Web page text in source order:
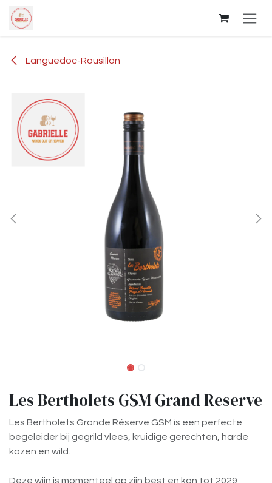
Overslaan naar inhoud
Languedoc-Rousillon
Les Bertholets GSM Grand Reserve
Les Bertholets Grande Réserve GSM is een perfecte
begeleider bij gegrild vlees, kruidige gerechten, harde
kazen en wild.
Deze wijn is momenteel op zijn best en kan tot 2029